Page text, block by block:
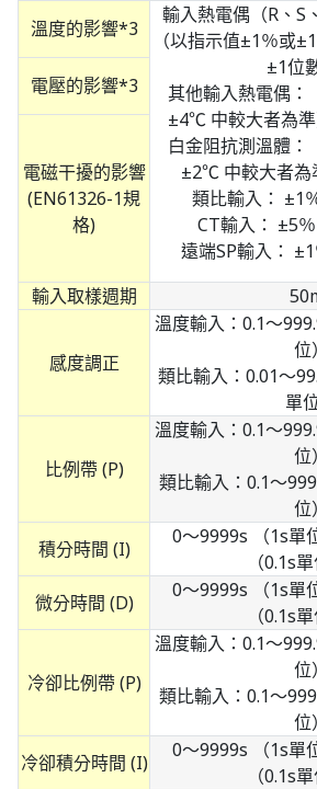
溫度的影響*3
輸入熱電偶（R、S
（以指示值±1％或
±1位
其他輸入熱電偶：
±4℃ 中較大者為
白金阻抗測溫體：
±2℃ 中較大者為
類比輸入： ±1
CT輸入： ±5
遠端SP輸入：
電壓的影響*3
電磁干擾的影響
(EN61326-1規
格)
輸入取樣週期
感度調正
溫度輸入：0.1～
位）
類比輸入：0.01～
單位
比例帶 (P)
溫度輸入：0.1～
位）
類比輸入：0.1～
位）
積分時間 (I)
0～9999s （1s單
（0.1s
微分時間 (D)
0～9999s （1s單
（0.1s
冷卻比例帶 (P)
溫度輸入：0.1～
位）
類比輸入：0.1～
位）
冷卻積分時間 (I)
0～9999s （1s單
（0.1s